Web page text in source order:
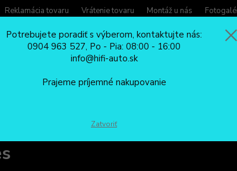
Reklamácia tovaru Vrátenie tovaru Montáž u nás
Po -
BLUETOOTH CarClever
Potrebujete poradiť s výberom, kontaktujte nás:
0904 963 527, Po - Pia: 08:00 - 16:00
info@hifi-auto.sk
Prajeme príjemné nakupovanie
Zatvoriť